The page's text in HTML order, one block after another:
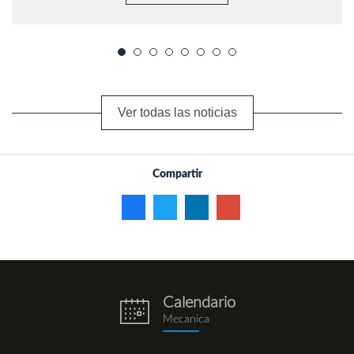
Ver todas las noticias
Compartir
eventos.png
Calendario
Mecanica